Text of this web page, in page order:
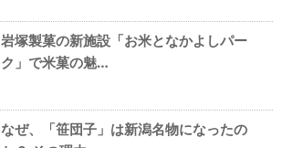
岩塚製菓の新施設「お米となかよしパー
ク」で米菓の魅…
なぜ、「笹団子」は新潟名物になったの